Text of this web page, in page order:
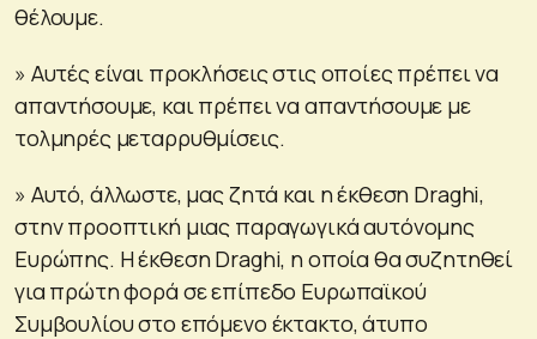
θέλουμε.
» Αυτές είναι προκλήσεις στις οποίες πρέπει να
απαντήσουμε, και πρέπει να απαντήσουμε με
τολμηρές μεταρρυθμίσεις.
» Αυτό, άλλωστε, μας ζητά και η έκθεση Draghi,
στην προοπτική μιας παραγωγικά αυτόνομης
Ευρώπης. Η έκθεση Draghi, η οποία θα συζητηθεί
για πρώτη φορά σε επίπεδο Ευρωπαϊκού
Συμβουλίου στο επόμενο έκτακτο, άτυπο